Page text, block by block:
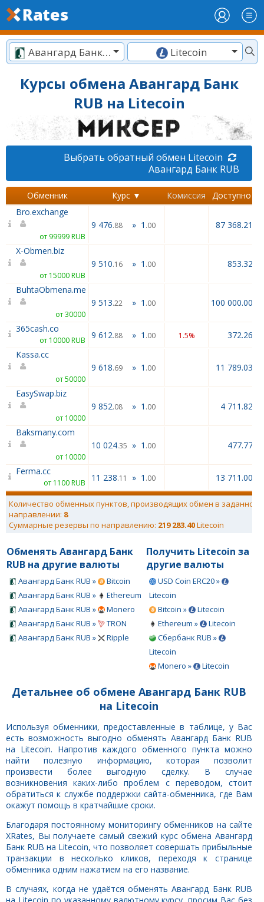
Авангард Банк RUB Litecoin
Курсы обмена Авангард Банк
RUB на Litecoin
Выбрать обратный обмен Litecoin
Авангард Банк RUB
Обменник Курс ▼ Комиссия Доступно
Bro.exchange
от 99999 RUB
9 476.88 » 1 .00 87 368.21
X-Obmen.biz
от 15000 RUB
9 510.16 » 1 .00 853.32
BuhtaObmena.me
от 30000
9 513.22 » 1 .00 100 000.00
365cash.co
от 10000 RUB 9 612.88 » 1 .00 1.5%
372.26
Kassa.cc
от 50000
9 618.69 » 1 .00 11 789.03
EasySwap.biz
от 10000
9 852.08 » 1 .00 4 711.82
Baksmany.com
от 10000
10 024.35 » 1 .00 477.77
Ferma.cc
от 1100 RUB 11 238.11 » 1 .00 13 711.00
Количество обменных пунктов, производящих обмен в заданном
направлении: 8
Суммарные резервы по направлению: 219 283.40Litecoin
Обменять Авангард Банк
RUB на другие валюты
Авангард Банк RUB »
Bitcoin
Авангард Банк RUB »
Ethereum
Авангард Банк RUB »
Monero
Авангард Банк RUB »
TRON
Авангард Банк RUB »
Ripple
Получить Litecoin за
другие валюты
USD Coin ERC20 »
Litecoin
Bitcoin »
Litecoin
Ethereum »
Litecoin
Сбербанк RUB »
Litecoin
Monero »
Litecoin
Детальнее об обмене Авангард Банк RUB
на Litecoin
Используя обменники, предоставленные в таблице, у Вас
есть возможность выгодно обменять Авангард Банк RUB
на Litecoin. Напротив каждого обменного пункта можно
найти полезную информацию, которая позволит
произвести более выгодную сделку. В случае
возникновения каких-либо проблем с переводом, стоит
обратиться к службе поддержки сайта-обменника, где Вам
окажут помощь в кратчайшие сроки.
Благодаря постоянному мониторингу обменников на сайте
XRates, Вы получаете самый свежий курс обмена Авангард
Банк RUB на Litecoin, что позволяет совершать прибыльные
транзакции в несколько кликов, переходя к странице
обменника одним нажатием на его название.
В случаях, когда не удаётся обменять Авангард Банк RUB